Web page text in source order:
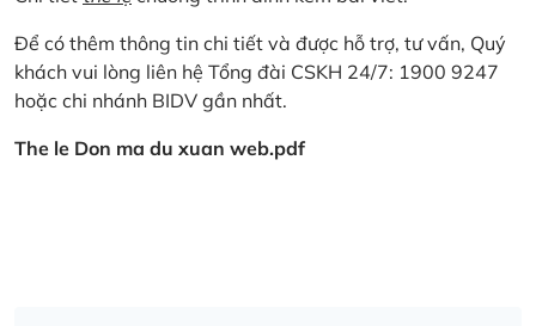
Để có thêm thông tin chi tiết và được hỗ trợ, tư vấn, Quý
khách vui lòng liên hệ Tổng đài CSKH 24/7: 1900 9247
hoặc chi nhánh BIDV gần nhất.
The le Don ma du xuan web.pdf